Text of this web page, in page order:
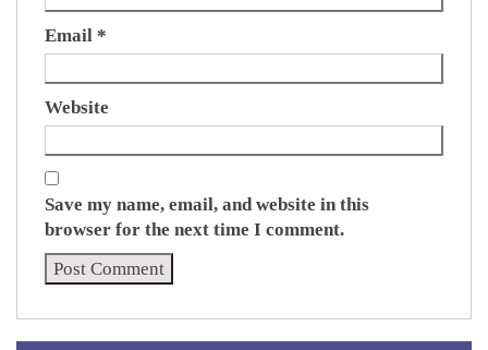
Email *
Website
Save my name, email, and website in this
browser for the next time I comment.